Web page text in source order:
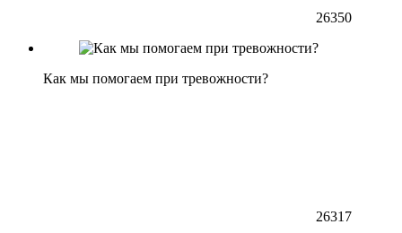
26350
Как мы помогаем при тревожности?
26317